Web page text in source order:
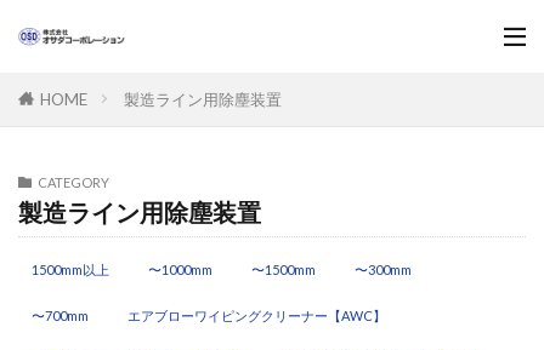
HOME 製造ライン用除塵装置
CATEGORY
製造ライン用除塵装置
1500mm以上 〜1000mm 〜1500mm 〜300mm
〜700mm エアブローワイピングクリーナー【AWC】